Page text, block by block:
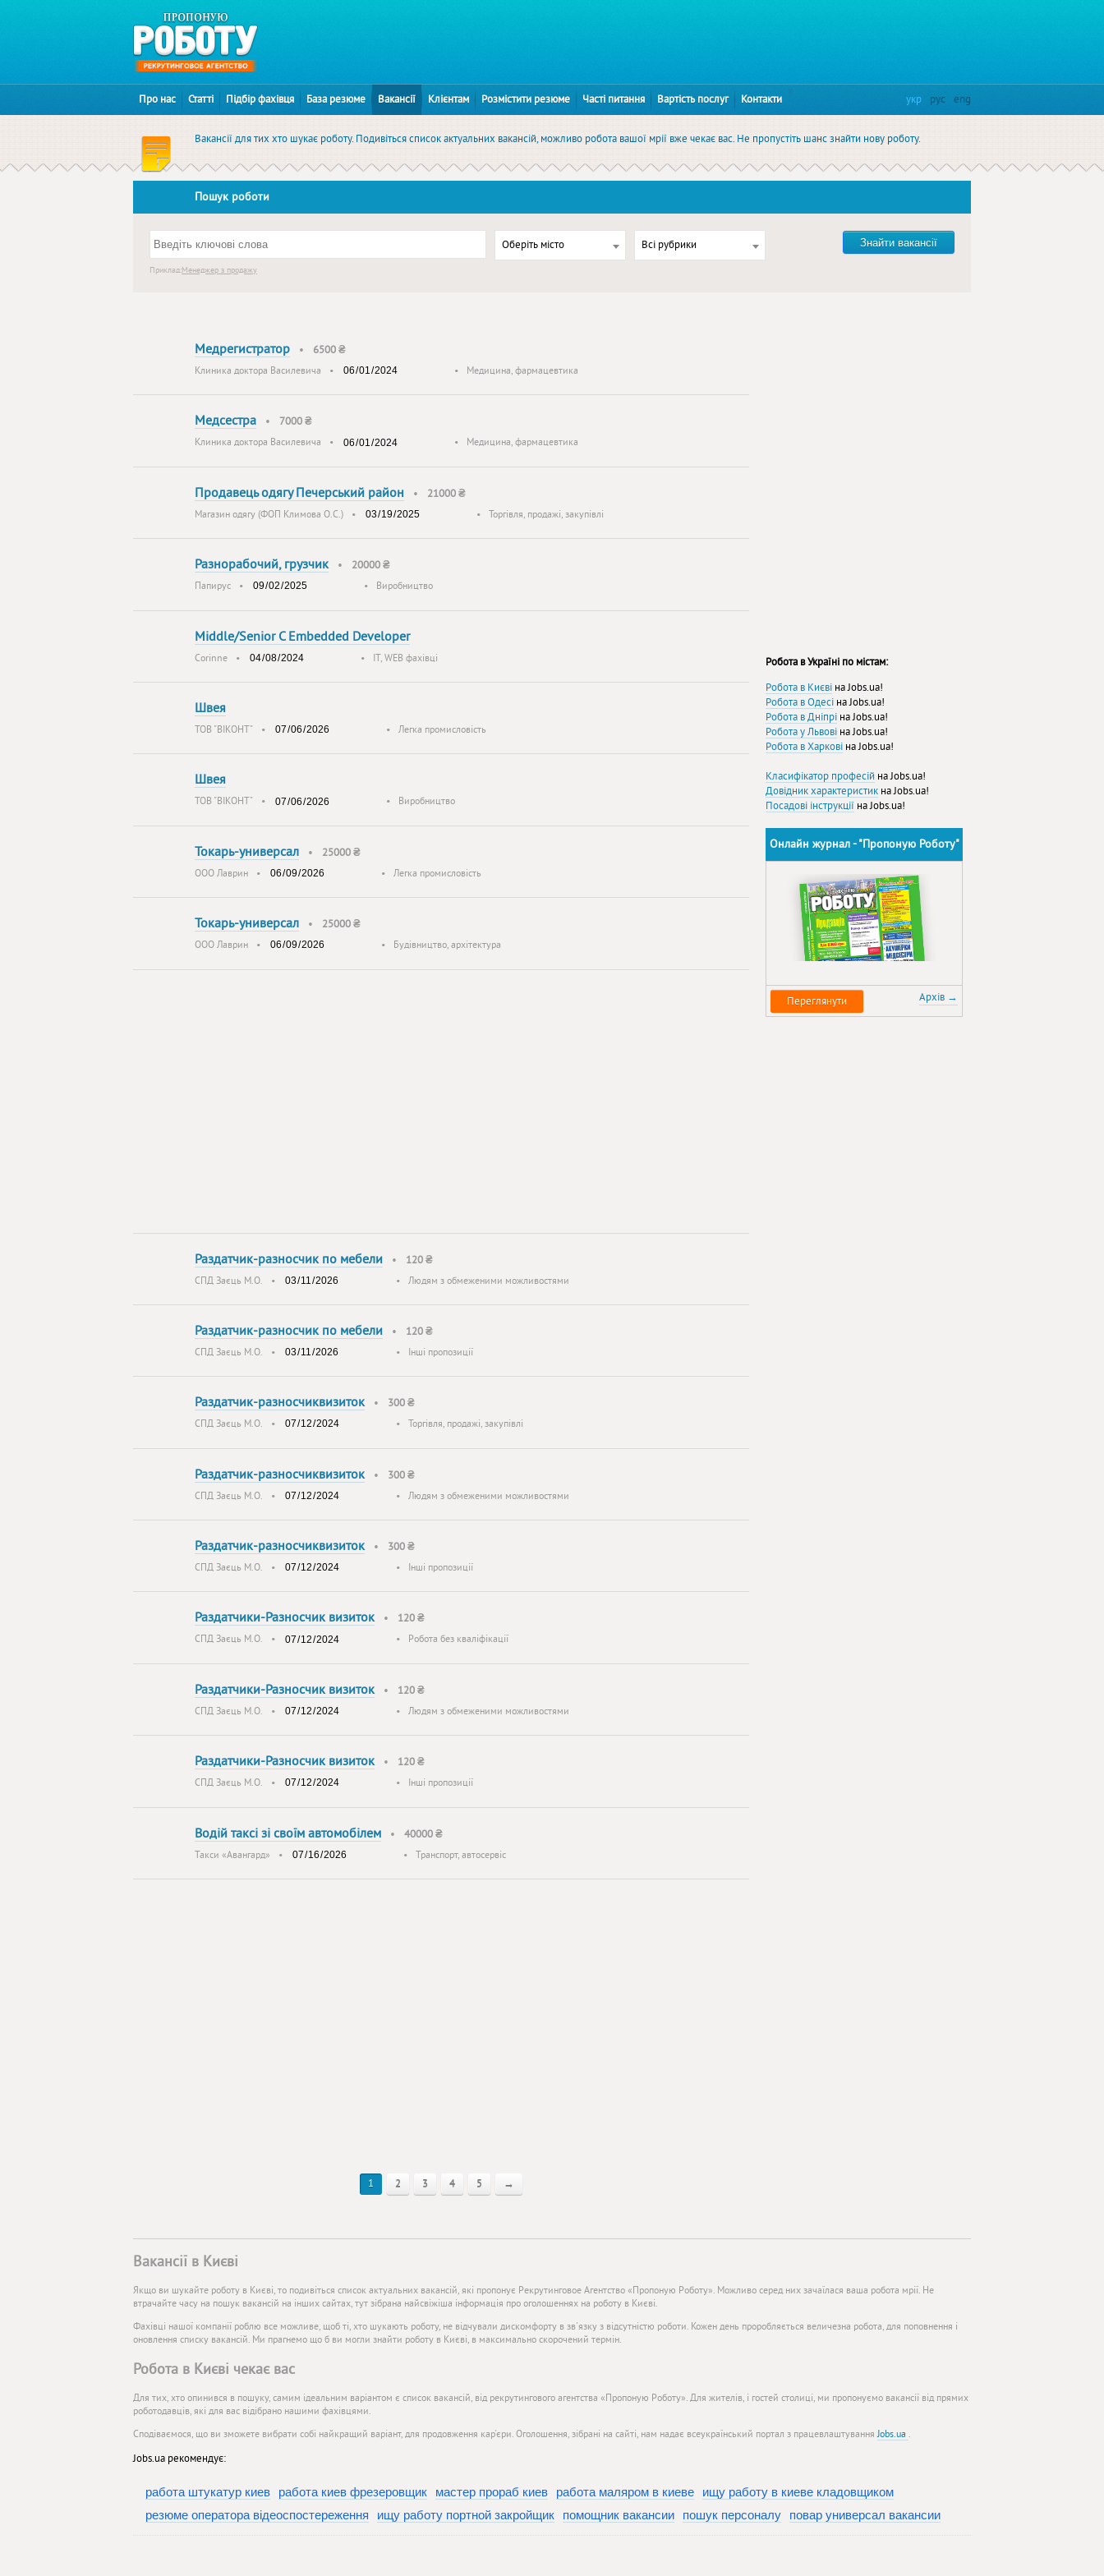
укр рус eng
Про нас Статті Підбір фахівця База резюме Вакансії Клієнтам Розмістити резюме Часті питання Вартість послуг Контакти
Вакансії для тих хто шукає роботу. Подивіться список актуальних вакансій, можливо робота вашої мрії вже чекає вас. Не пропустіть шанс знайти нову роботу.
Пошук роботи
Оберіть місто Всі рубрики Знайти вакансії
Приклад:Менеджер з продажу
Медрегистратор • 6500 ₴
Клиника доктора Василевича • • Медицина, фармацевтика
Медсестра • 7000 ₴
Клиника доктора Василевича • • Медицина, фармацевтика
Продавець одягу Печерський район • 21000 ₴
Магазин одягу (ФОП Климова О.С.) • •Торгівля, продажі, закупівлі
Разнорабочий, грузчик• 20000 ₴
Папирус • • Виробництво
Middle/Senior C Embedded Developer
Corinne • • IT, WEB фахівці
Швея
ТОВ "ВІКОНТ" • •Легка промисловість
Швея
ТОВ "ВІКОНТ" • • Виробництво
Токарь-универсал • 25000 ₴
ООО Лаврин • •Легка промисловість
Токарь-универсал • 25000 ₴
ООО Лаврин • • Будівництво, архітектура
Раздатчик-разносчик по мебели • 120 ₴
СПД Заєць М.О. • •Людям з обмеженими можливостями
Раздатчик-разносчик по мебели • 120 ₴
СПД Заєць М.О. • • Інші пропозиції
Раздатчик-разносчиквизиток• 300 ₴
СПД Заєць М.О. • • Торгівля, продажі, закупівлі
Раздатчик-разносчиквизиток • 300 ₴
СПД Заєць М.О. • •Людям з обмеженими можливостями
Раздатчик-разносчиквизиток• 300 ₴
СПД Заєць М.О. • • Інші пропозиції
Раздатчики-Разносчик визиток• 120 ₴
СПД Заєць М.О. • • Робота без кваліфікації
Раздатчики-Разносчик визиток• 120 ₴
СПД Заєць М.О. • •Людям з обмеженими можливостями
Раздатчики-Разносчик визиток• 120 ₴
СПД Заєць М.О. • • Інші пропозиції
Водій таксі зі своїм автомобілем • 40000 ₴
Такси «Авангард» • •Транспорт, автосервіс
1 2 3 4 5 →
Робота в Україні по містам:
Робота в Києві на Jobs.ua!
Робота в Одесі на Jobs.ua!
Робота в Дніпрі на Jobs.ua!
Робота у Львові на Jobs.ua!
Робота в Харкові на Jobs.ua!
Класифікатор професій на Jobs.ua!
Довідник характеристик на Jobs.ua!
Посадові інструкції на Jobs.ua!
Онлайн журнал - "Пропоную Роботу"
Переглянути Архів →
Вакансії в Києві
Якщо ви шукайте роботу в Києві, то подивіться список актуальних вакансій, які пропонує Рекрутинговое Агентство «Пропоную Роботу». Можливо серед них зачаїлася ваша робота мрії. Не
втрачайте часу на пошук вакансій на інших сайтах, тут зібрана найсвіжіша інформація про оголошеннях на роботу в Києві.
Фахівці нашої компанії роблю все можливе, щоб ті, хто шукають роботу, не відчували дискомфорту в зв'язку з відсутністю роботи. Кожен день проробляється величезна робота, для поповнення і
оновлення списку вакансій. Ми прагнемо що б ви могли знайти роботу в Києві, в максимально скорочений термін.
Робота в Києві чекає вас
Для тих, хто опинився в пошуку, самим ідеальним варіантом є список вакансій, від рекрутингового агентства «Пропоную Роботу». Для жителів, і гостей столиці, ми пропонуємо вакансії від прямих
роботодавців, які для вас відібрано нашими фахівцями.
Сподіваємося, що ви зможете вибрати собі найкращий варіант, для продовження кар'єри. Оголошення, зібрані на сайті, нам надає всеукраїнський портал з працевлаштуванняJobs.ua .
Jobs.ua рекомендує:
работа штукатур киев работа киев фрезеровщик мастер прораб киев работа маляром в киеве
ищу работу в киеве кладовщиком
резюме оператора відеоспостереження
ищу работу портной закройщик помощник вакансии пошук персоналу повар универсал вакансии